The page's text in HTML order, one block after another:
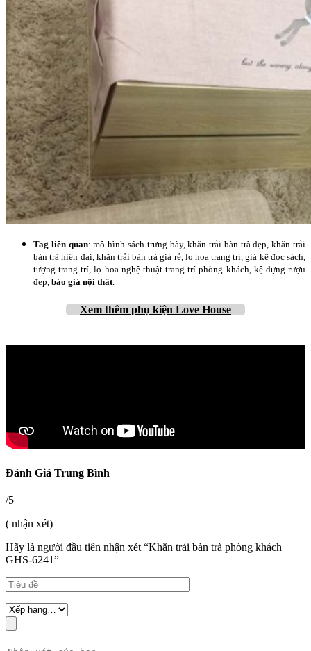
Tag liên quan: mô hình sách trưng bày, khăn trải bàn trà đẹp, khăn trải
bàn trà hiện đại, khăn trải bàn trà giá rẻ, lọ hoa trang trí, giá kệ đọc sách,
tượng trang trí, lọ hoa nghệ thuật trang trí phòng khách, kệ đựng rượu
đẹp, báo giá nội thất.
Xem thêm phụ kiện Love House
Đánh Giá Trung Bình
/5
( nhận xét)
Hãy là người đầu tiên nhận xét “Khăn trải bàn trà phòng khách
GHS-6241”